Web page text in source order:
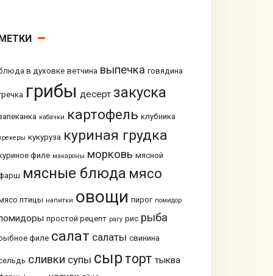
в духовке ветчина выпечка говядина
грибы десерт закуска
кабачки картофель клубника
кукуруза куриная грудка
филе макароны морковь мясной
мясные блюда мясо
птицы напитки овощи пирог помидор
простой рецепт рагу рис рыба
филе салат салаты свинина
сливки супы сырторт тыква